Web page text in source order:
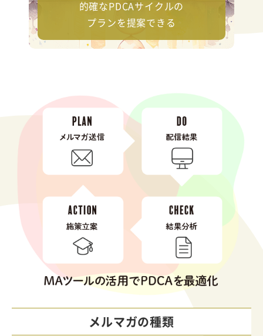
的確なPDCAサイクルの
プランを提案できる
メルマガの種類